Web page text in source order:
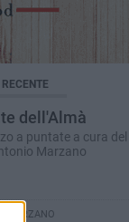
dell'Almà
a puntate a cura del
Marzano
MARZANO